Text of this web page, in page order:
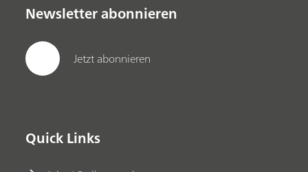
Newsletter abonnieren
Jetzt abonnieren
Quick Links